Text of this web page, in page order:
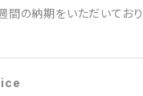
の納期をいただいてお